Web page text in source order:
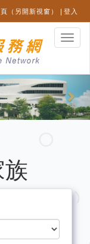
（另開新視窗） 登入
選
單
換